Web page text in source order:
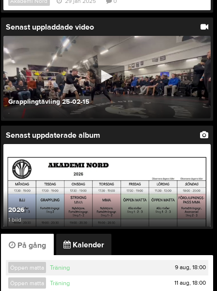
Senast uppladdade video
Grapplingtävling 25-02-15
.
Senast uppdaterade album
2026
1 bild
På gång Kalender
Öppen matta Träning 9 aug, 18:00
Öppen matta Träning 11 aug, 18:00